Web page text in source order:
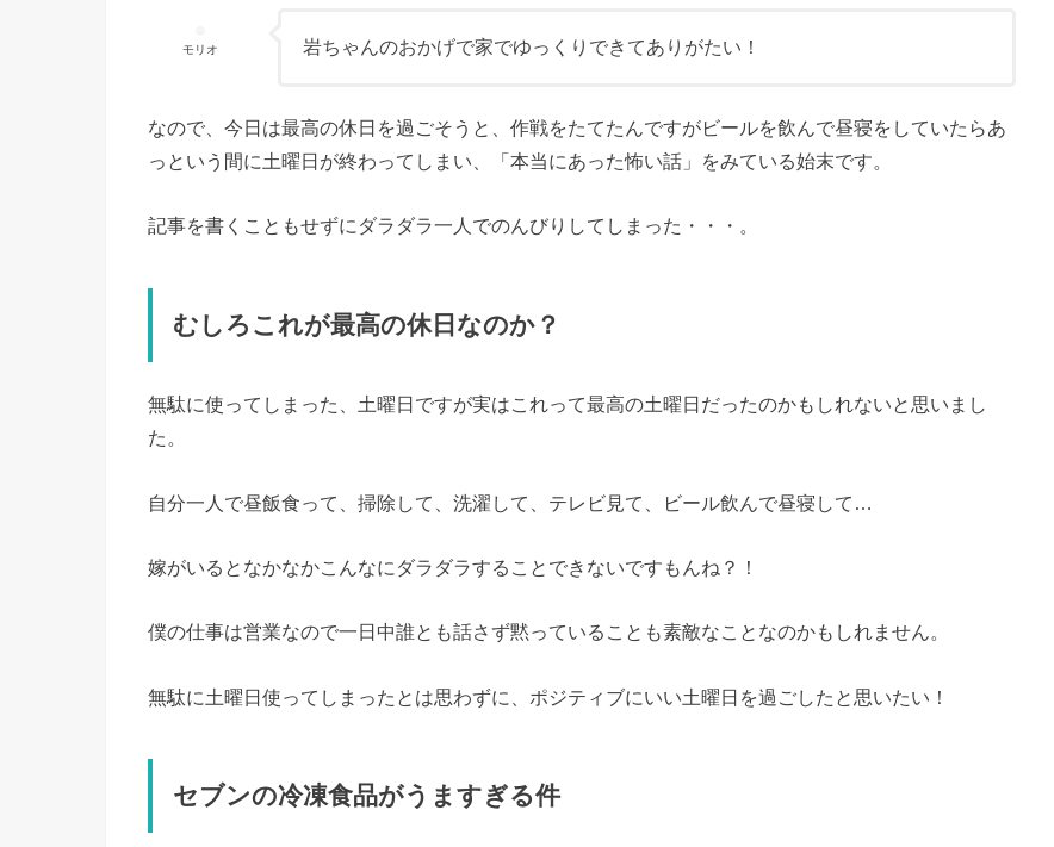
モリオ 岩ちゃんのおかげで家でゆっくりできてありがたい！
なので、今日は最高の休日を過ごそうと、作戦をたてたんですがビールを飲んで昼寝をしていたらあ
っという間に土曜日が終わってしまい、「本当にあった怖い話」をみている始末です。
記事を書くこともせずにダラダラ一人でのんびりしてしまった・・・。
むしろこれが最高の休日なのか？
無駄に使ってしまった、土曜日ですが実はこれって最高の土曜日だったのかもしれないと思いまし
た。
自分一人で昼飯食って、掃除して、洗濯して、テレビ見て、ビール飲んで昼寝して…
嫁がいるとなかなかこんなにダラダラすることできないですもんね？！
僕の仕事は営業なので一日中誰とも話さず黙っていることも素敵なことなのかもしれません。
無駄に土曜日使ってしまったとは思わずに、ポジティブにいい土曜日を過ごしたと思いたい！
セブンの冷凍食品がうますぎる件